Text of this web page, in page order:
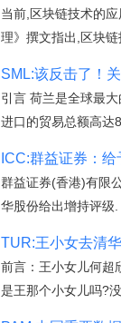
当前,区块链技术的
理》撰文指出,区块
SML:该反击了！
引言 荷兰是全球最
进口的贸易总额高达
ICC:群益证券：
群益证券(香港)有限
华股份给出增持评级.
TUR:王小女去清
前言：王小女儿何超
是王那个小女儿吗?